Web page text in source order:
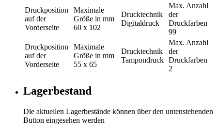
Druckposition
auf der
Vorderseite
Maximale
Größe in mm
60 x 102
Drucktechnik
Digitaldruck
Max. Anzahl
der
Druckfarben
99
Druckposition
auf der
Vorderseite
Maximale
Größe in mm
55 x 65
Drucktechnik
Tampondruck
Max. Anzahl
der
Druckfarben
2
Lagerbestand
Die aktuellen Lagerbestände können über den untenstehenden
Button eingesehen werden